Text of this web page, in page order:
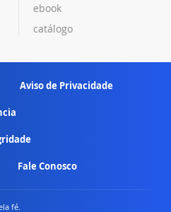
ebook
catálogo
Aviso de Privacidade
Fale Conosco
fé.